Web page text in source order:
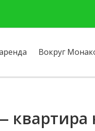
Вокруг